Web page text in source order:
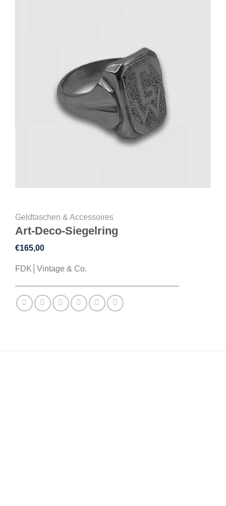
Geldtaschen & Accessoires
Art-Deco-Siegelring
€165,00
FDK│Vintage & Co.